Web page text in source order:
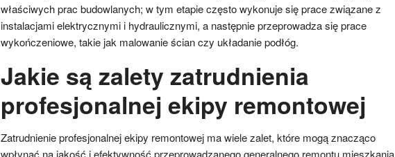
właściwych prac budowlanych; w tym etapie często wykonuje się prace związane z
instalacjami elektrycznymi i hydraulicznymi, a następnie przeprowadza się prace
wykończeniowe, takie jak malowanie ścian czy układanie podłóg.
Jakie są zalety zatrudnienia
profesjonalnej ekipy remontowej
Zatrudnienie profesjonalnej ekipy remontowej ma wiele zalet, które mogą znacząco
wpłynąć na jakość i efektywność przeprowadzanego generalnego remontu mieszkania.